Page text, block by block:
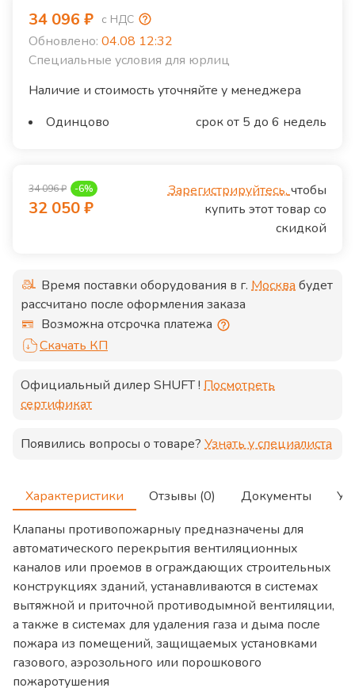
34 096 ₽ с НДС
Обновлено: 04.08 12:32
Специальные условия для юрлиц
Наличие и стоимость уточняйте у менеджера
Одинцово
срок от 5 до 6 недель
34 096₽ -6%
32 050₽
Зарегистрируйтесь,чтобы
купить этот товар со
скидкой
Время поставки оборудования в г. Москвабудет
рассчитано после оформления заказа
Возможна отсрочка платежа
Скачать КП
Официальный дилер SHUFT! Посмотреть
сертификат
Появились вопросы о товаре? Узнать у специалиста
Характеристики Отзывы (0) Документы
Клапаны противопожарныу предназначены для
автоматического перекрытия вентиляционных
каналов или проемов в ограждающих строительных
конструкциях зданий, устанавливаются в системах
вытяжной и приточной противодымной вентиляции,
а также в системах для удаления газа и дыма после
пожара из помещений, защищаемых установками
газового, аэрозольного или порошкового
пожаротушения